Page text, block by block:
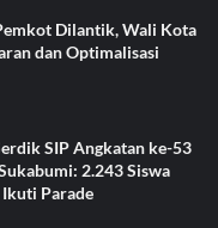
Dilantik, Wali Kota
dan Optimalisasi
SIP Angkatan ke-53
2.243 Siswa
Parade